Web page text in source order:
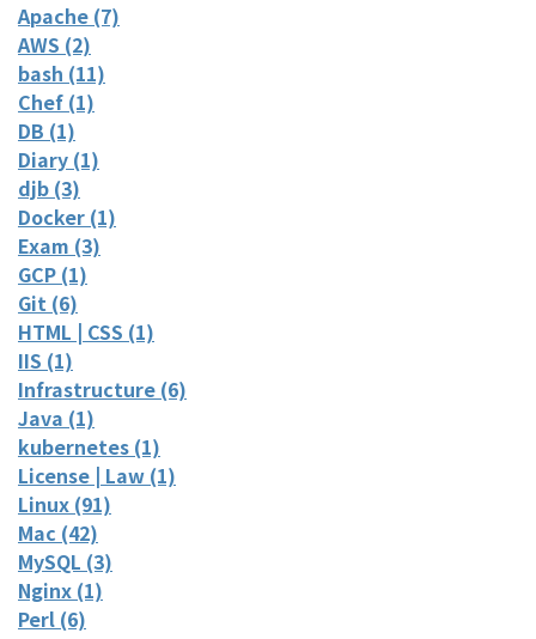
Apache (7)
AWS (2)
bash (11)
Chef (1)
DB (1)
Diary (1)
djb (3)
Docker (1)
Exam (3)
GCP (1)
Git (6)
HTML | CSS (1)
IIS (1)
Infrastructure (6)
Java (1)
kubernetes (1)
License | Law (1)
Linux (91)
Mac (42)
MySQL (3)
Nginx (1)
Perl (6)